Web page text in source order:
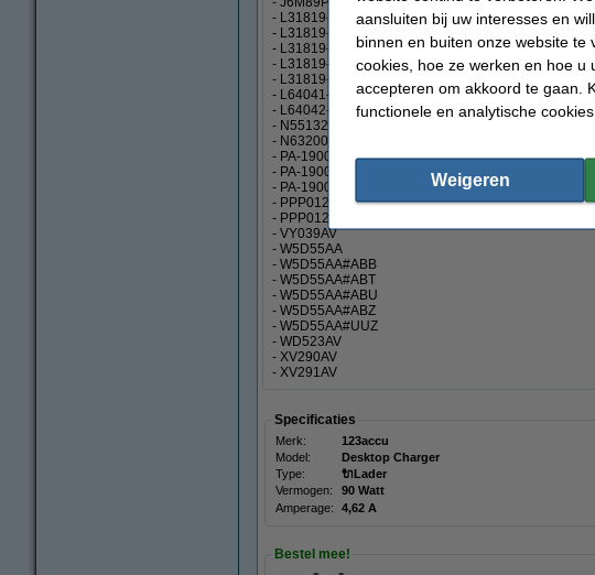
- L31819-002
- L31819-003
- L31819-012
- L31819-013
- L31819-023
- L64041-800
- L64042-001
- N55132-001
- N63200-001
- PA-1900-32HE
- PA-1900-32HH
- PA-1900-34HE
- PPP012C-S
- PPP012D-E
- VY039AV
- W5D55AA
- W5D55AA#ABB
- W5D55AA#ABT
- W5D55AA#ABU
- W5D55AA#ABZ
- W5D55AA#UUZ
- WD523AV
- XV290AV
- XV291AV
Specificaties
Merk: 123accu
Model:
Desktop Charger
Type:
🔌Lader
Vermogen:
90 Watt
Amperage:
4,62 A
Bestel mee!
aansluiten bij uw interesses en
binnen en buiten onze website te
cookies, hoe ze werken en hoe u
accepteren om akkoord te gaan.
functionele en analytische
Weigeren